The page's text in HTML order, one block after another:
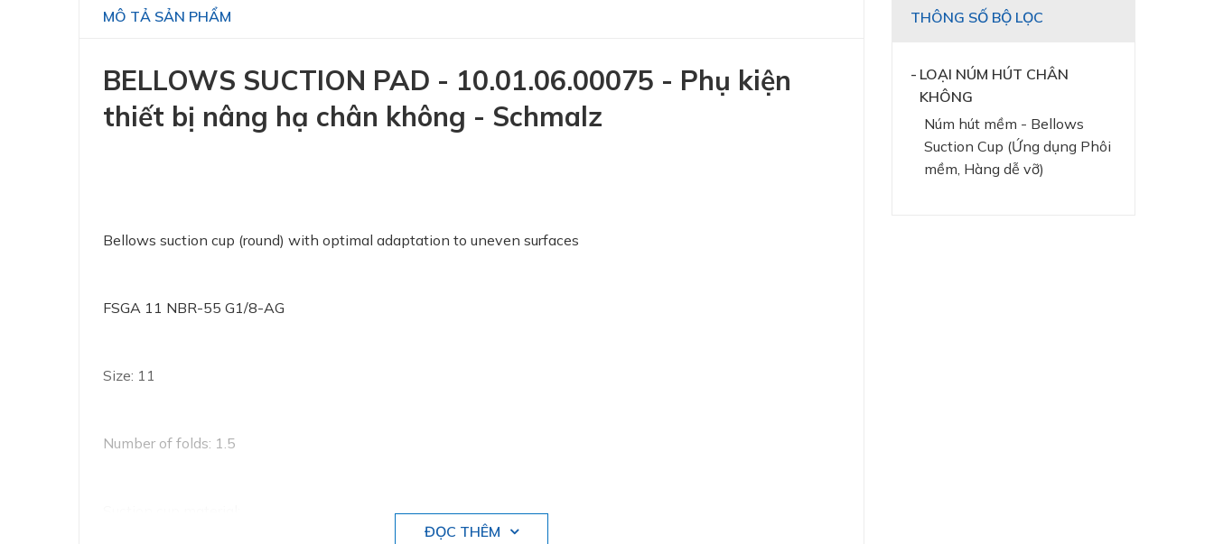
MÔ TẢ SẢN PHẨM
BELLOWS SUCTION PAD - 10.01.06.00075 - Phụ kiện
thiết bị nâng hạ chân không - Schmalz
Bellows suction cup (round) with optimal adaptation to uneven surfaces
FSGA 11 NBR-55 G1/8-AG
Size: 11
Number of folds: 1.5
ĐỌC THÊM
THÔNG SỐ BỘ LỌC
LOẠI NÚM HÚT CHÂN
KHÔNG
Núm hút mềm - Bellows
Suction Cup (Ứng dụng Phôi
mềm, Hàng dễ vỡ)